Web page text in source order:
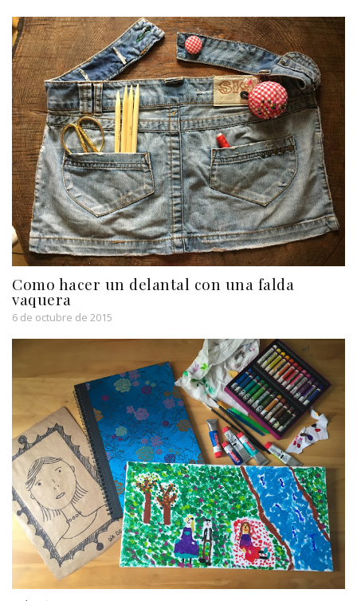
Como hacer un delantal con una falda
vaquera
6 de octubre de 2015